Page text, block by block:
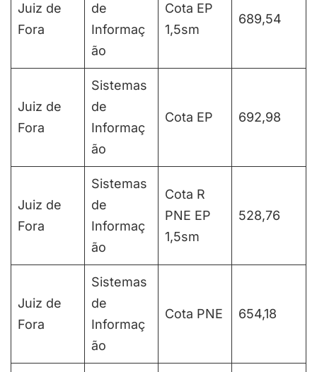
Juiz de
Fora
de
Informaç
ão
Cota EP
1,5sm
689,54
Juiz de
Fora
Sistemas
de
Informaç
ão
Cota EP 692,98
Juiz de
Fora
Sistemas
de
Informaç
ão
Cota R
PNE EP
1,5sm
528,76
Juiz de
Fora
Sistemas
de
Informaç
ão
Cota PNE 654,18